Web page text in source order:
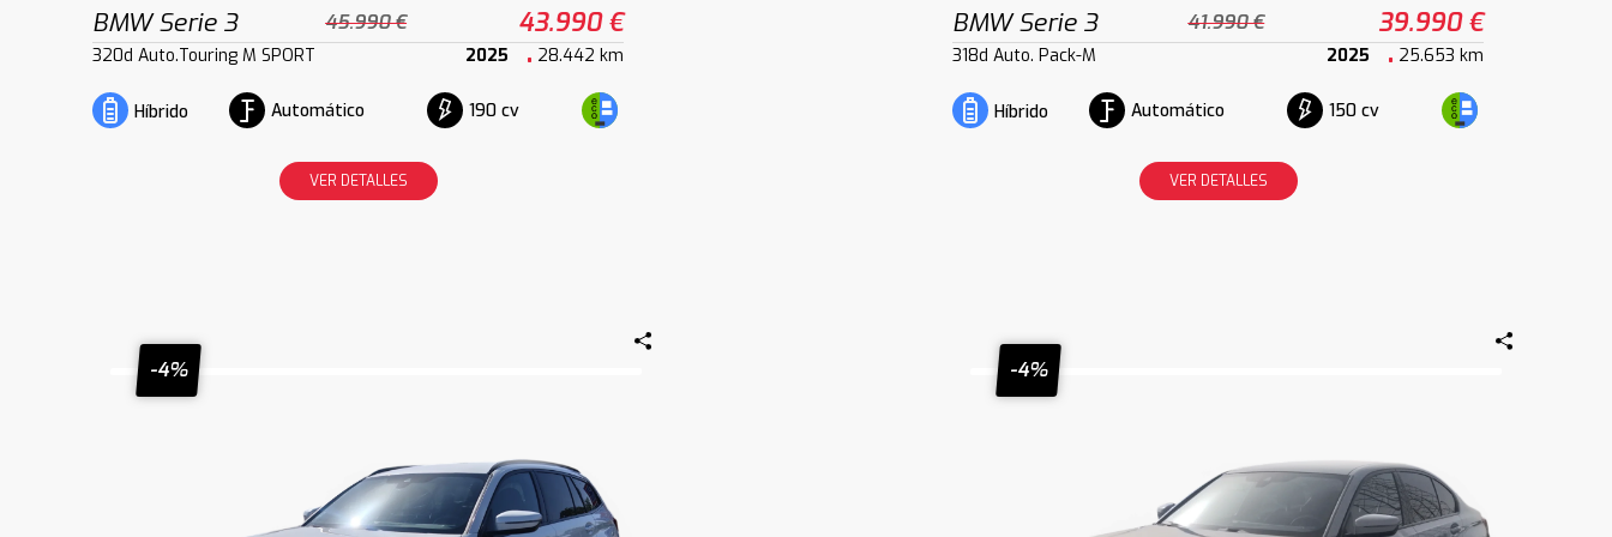
BMW Serie 3 45.990 € 43.990 €
320d Auto.Touring M SPORT 2025 28.442 km
Híbrido Automático 190 cv
VER DETALLES
BMW Serie 3 41.990 € 39.990 €
318d Auto. Pack-M 2025 25.653 km
Híbrido Automático 150 cv
VER DETALLES
-4% -4%